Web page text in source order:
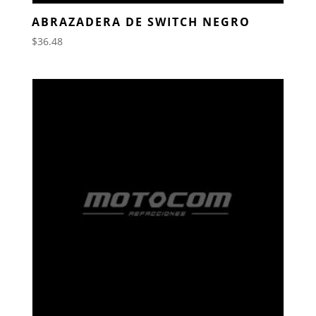
ABRAZADERA DE SWITCH NEGRO
$36.48